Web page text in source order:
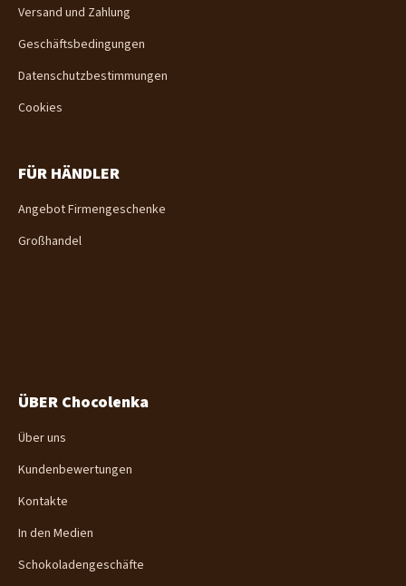
Versand und Zahlung
Geschäftsbedingungen
Datenschutzbestimmungen
Cookies
FÜR HÄNDLER
Angebot Firmengeschenke
Großhandel
ÜBER Chocolenka
Über uns
Kundenbewertungen
Kontakte
In den Medien
Schokoladengeschäfte